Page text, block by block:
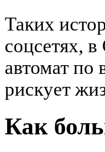
Таких
соцсетях,
автомат по
рискует
Как